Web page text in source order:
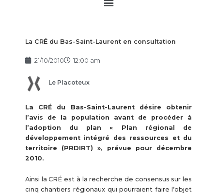
La CRÉ du Bas-Saint-Laurent en consultation
21/10/2010 12:00 am
Le Placoteux
La CRÉ du Bas-Saint-Laurent désire obtenir
l’avis de la population avant de procéder à
l’adoption du plan « Plan régional de
développement intégré des ressources et du
territoire (PRDIRT) », prévue pour décembre
2010.
Ainsi la CRÉ est à la recherche de consensus sur les
cinq chantiers régionaux qui pourraient faire l’objet